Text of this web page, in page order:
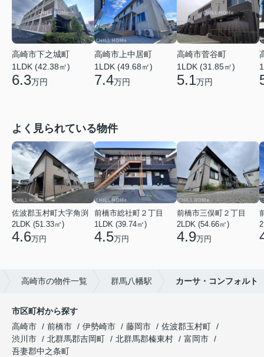
高崎市下之城町
1LDK (42.38㎡)
6.3万円
高崎市上中居町
1LDK (49.68㎡)
7.4万円
高崎市菅谷町
1LDK (31.85㎡)
5.1万円
よく見られている物件
佐波郡玉村町大字角渕
2LDK (51.33㎡)
4.6万円
前橋市総社町２丁目
1LDK (39.74㎡)
4.5万円
前橋市三俣町２丁目
2LDK (54.66㎡)
4.9万円
高崎市の物件一覧 群馬八幡駅 カーサ・コンフォルト
市区町村から探す
高崎市
前橋市 伊勢崎市 藤岡市
佐波郡玉村町
渋川市
北群馬郡吉岡町 北群馬郡榛東村
富岡市
吾妻郡中之条町